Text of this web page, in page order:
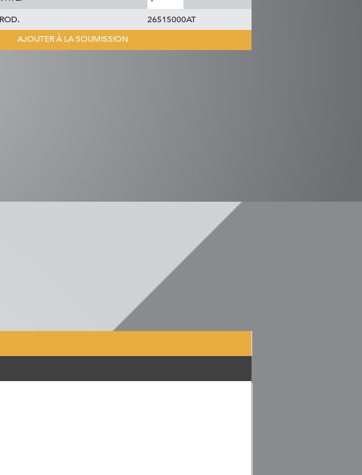
26515000AT
AJOUTER À LA SOUMISSION